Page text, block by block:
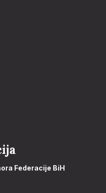
Federacije BiH